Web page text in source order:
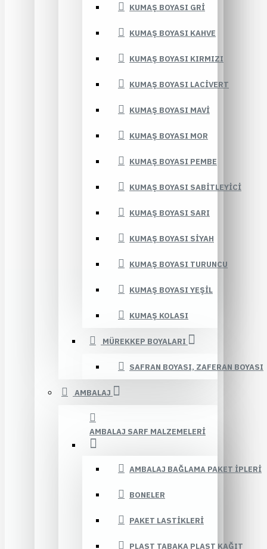
KUMAŞ BOYASI GRI
KUMAŞ BOYASI KAHVE
KUMAŞ BOYASI KIRMIZI
KUMAŞ BOYASI LACIVERT
KUMAŞ BOYASI MAVI
KUMAŞ BOYASI MOR
KUMAŞ BOYASI PEMBE
KUMAŞ BOYASI SABITLEYICI
KUMAŞ BOYASI SARI
KUMAŞ BOYASI SIYAH
KUMAŞ BOYASI TURUNCU
KUMAŞ BOYASI YEŞIL
KUMAŞ KOLASI
MÜREKKEP BOYALARI
SAFRAN BOYASI, ZAFERAN BOYASI
AMBALAJ
AMBALAJ SARF MALZEMELERI
AMBALAJ BAĞLAMA PAKET İPLERI
BONELER
PAKET LASTIKLERI
PLAST TABAKA PLAST KAĞIT